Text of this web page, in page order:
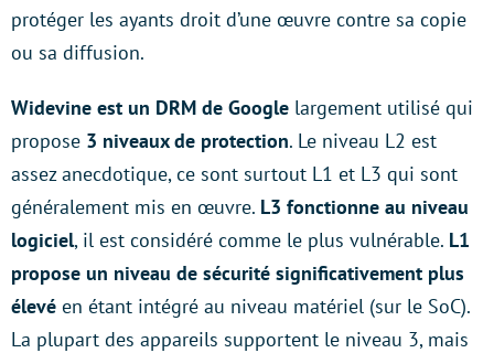
protéger les ayants droit d’une œuvre contre sa copie
ou sa diffusion.
Widevine est un DRM de Google largement utilisé qui
propose 3 niveaux de protection. Le niveau L2 est
assez anecdotique, ce sont surtout L1 et L3 qui sont
généralement mis en œuvre. L3 fonctionne au niveau
logiciel, il est considéré comme le plus vulnérable. L1
propose un niveau de sécurité significativement plus
élevé en étant intégré au niveau matériel (sur le SoC).
La plupart des appareils supportent le niveau 3, mais